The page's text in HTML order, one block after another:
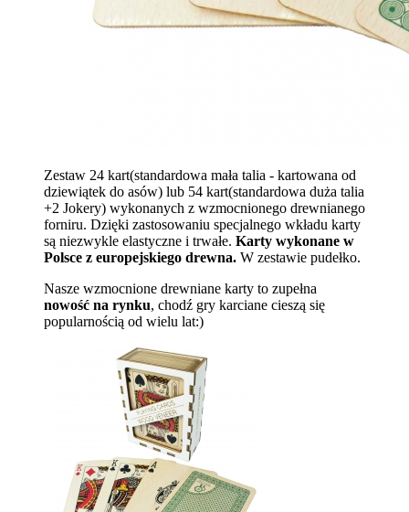
Zestaw 24 kart(standardowa mała talia - kartowana od
dziewiątek do asów) lub 54 kart(standardowa duża talia
+2 Jokery) wykonanych z wzmocnionego drewnianego
forniru. Dzięki zastosowaniu specjalnego wkładu karty
są niezwykle elastyczne i trwałe. Karty wykonane w
Polsce z europejskiego drewna. W zestawie pudełko.
Nasze wzmocnione drewniane karty to zupełna
nowość na rynku, chodź gry karciane cieszą się
popularnością od wielu lat:)